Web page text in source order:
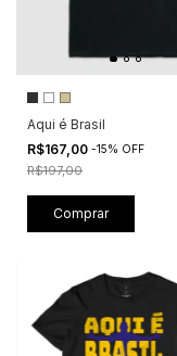
Aqui é Brasil
R$167,00 -15% OFF
R$197,00
Comprar